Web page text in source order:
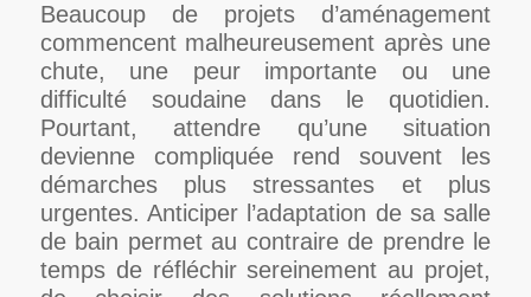
Beaucoup de projets d’aménagement
commencent malheureusement après une
chute, une peur importante ou une
difficulté soudaine dans le quotidien.
Pourtant, attendre qu’une situation
devienne compliquée rend souvent les
démarches plus stressantes et plus
urgentes. Anticiper l’adaptation de sa salle
de bain permet au contraire de prendre le
temps de réfléchir sereinement au projet,